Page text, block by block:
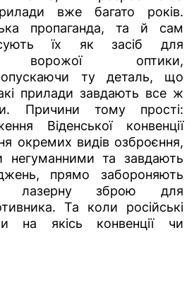
вже багато років.
пропаганда, та й сам
їх як засіб для
ворожої оптики,
опускаючи ту деталь, що
прилади завдають все ж
Причини тому прості:
Віденської конвенції
окремих видів озброєння,
та завдають
прямо забороняють
лазерну зброю для
Та коли російські
на якісь конвенції чи